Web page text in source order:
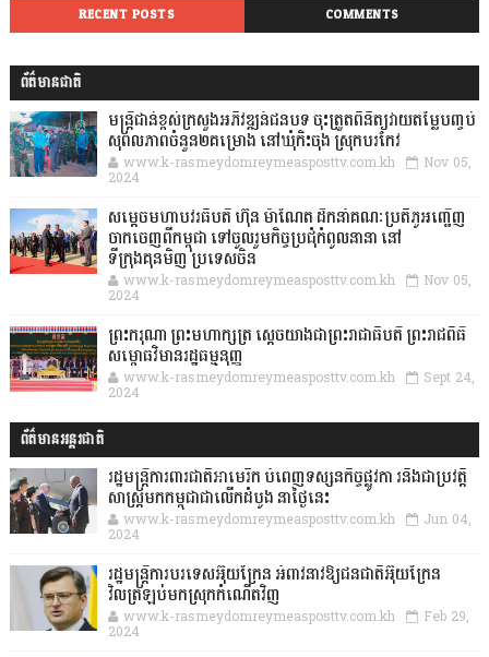
RECENT POSTS COMMENTS
ព័ត៌មានជាតិ
មន្ត្រីជាន់ខ្ពស់ក្រសួងអភិវឌ្ឍន៍ជនបទ ចុះត្រួតពិនិត្យវាយតម្លៃបញ្ចប់
សុពលភាពចំនួន២គម្រោង នៅឃុំកិះចុង ស្រុកបរកែវ
www.k-rasmeydomreymeasposttv.com.kh Nov 05,
2024
សម្តេចមហាបវរធិបតី ហ៊ុន ម៉ាណែត ដឹកនាំគណៈប្រតិភូអញ្ជើញ
ចាកចេញពីកម្ពុជា ទៅចូលរួមកិច្ចប្រជុំកំពូលនានា នៅ
ទីក្រុងគុនមិញ ប្រទេសចិន
www.k-rasmeydomreymeasposttv.com.kh Nov 05,
2024
ព្រះករុណា ព្រះមហាក្សត្រ ស្តេចយាងជាព្រះរាជាធិបតី ព្រះរាជពិធី
សម្ពោធវិមានរដ្ឋធម្មនុញ្ញ
www.k-rasmeydomreymeasposttv.com.kh Sept 24,
2024
ព័ត៌មានអន្តរជាតិ
រដ្ឋមន្រ្តីការពារជាតិអាមេរិក បំពេញទស្សនកិច្ចផ្លូវកា រនិងជាប្រវត្តិ
សាស្រ្តមកកម្ពុជាជាលើកដំបូង នាថ្ងៃនេះ
www.k-rasmeydomreymeasposttv.com.kh Jun 04,
2024
រដ្ឋមន្ត្រីការបរទេសអ៊ុយក្រែន អំពាវនាវឱ្យជនជាតិអ៊ុយក្រែន
វិលត្រឡប់មកស្រុកកំណើតវិញ
www.k-rasmeydomreymeasposttv.com.kh Feb 29,
2024